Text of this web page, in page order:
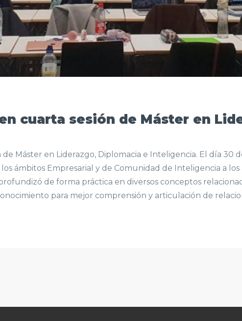
cuarta sesión de Máster en
Máster en Liderazgo, Diplomacia e Inteligencia. El día
ámbitos Empresarial y de Comunidad de Inteligencia a
de forma práctica en diversos conceptos
para mejor comprensión y articulación de